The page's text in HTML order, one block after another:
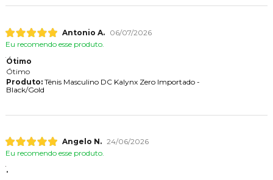
Antonio A.
06/07/2026
Eu recomendo esse produto.
Ótimo
Ótimo
Produto:Tênis Masculino DC Kalynx Zero Importado -
Black/Gold
Angelo N. 24/06/2026
Eu recomendo esse produto.
.